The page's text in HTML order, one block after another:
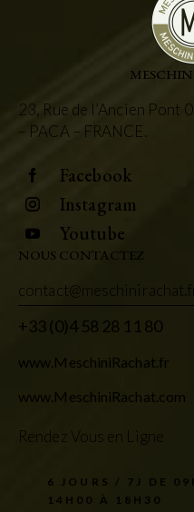
23, Rue de l’Ancien Pont
– PACA – FRANCE.
Facebook
Instagram
Youtube
NOUS CONTACTEZ
contact@meschinirachat.fr
+33 (0)4 58 28 11 80
www.MeschiniRachat.fr
www.MeschiniRachat.com
Rendez Vous en Ligne
6 JOURS / 7J DE
14H00 À 18H30